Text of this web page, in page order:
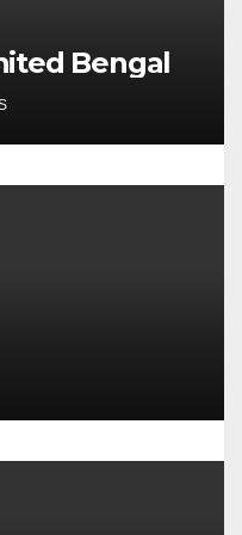
United Bengal